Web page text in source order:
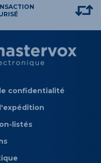
confidentialité
listés